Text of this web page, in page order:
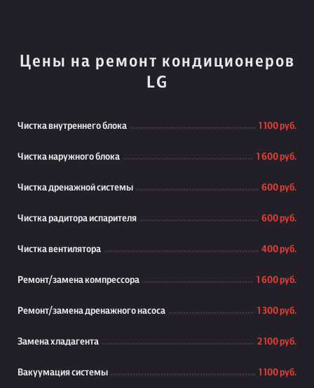
Цены на ремонт кондиционеров
LG
Чистка внутреннего блока 1 100 руб.
Чистка наружного блока 1 600 руб.
Чистка дренажной системы 600 руб.
Чистка радитора испарителя 600 руб.
Чистка вентилятора 400 руб.
Ремонт/замена компрессора 1 600 руб.
Ремонт/замена дренажного насоса 1 300 руб.
Замена хладагента 2 100 руб.
Вакуумация системы 1 100 руб.